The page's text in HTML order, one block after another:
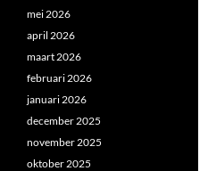
mei 2026
april 2026
maart 2026
februari 2026
januari 2026
december 2025
november 2025
oktober 2025